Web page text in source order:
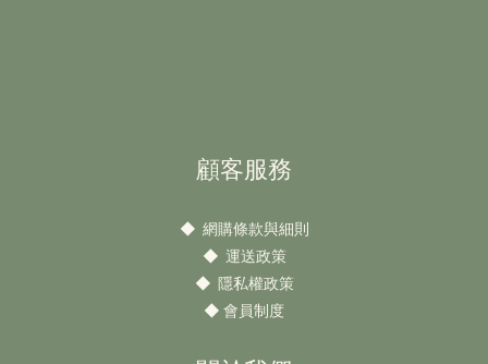
顧客服務
◆ 網購條款與細則
◆ 運送政策
◆ 隱私權政策
◆ 會員制度